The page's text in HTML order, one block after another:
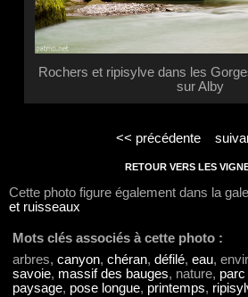
Rochers et ripisylve dans les
sur Alby
<< précédente
RETOUR VERS LES
Cette photo figure également dans la
et ruisseaux
Mots clés associés à cette photo :
arbres, canyon, chéran, défilé, eau,
savoie, massif des bauges, nature, parc
paysage, pose longue, printemps,